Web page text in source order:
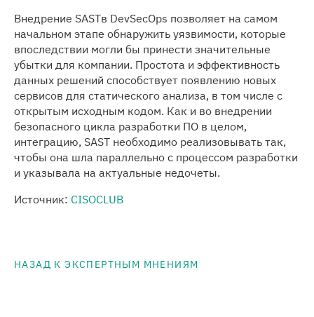
Внедрение SASTв DevSecOps позволяет на самом
начальном этапе обнаружить уязвимости, которые
впоследствии могли бы принести значительные
убытки для компании. Простота и эффективность
данных решений способствует появлению новых
сервисов для статического анализа, в том числе с
открытым исходным кодом. Как и во внедрении
безопасного цикла разработки ПО в целом,
интеграцию, SAST необходимо реализовывать так,
чтобы она шла параллельно с процессом разработки
и указывала на актуальные недочеты.
Источник: CISOCLUB
НАЗАД К ЭКСПЕРТНЫМ МНЕНИЯМ